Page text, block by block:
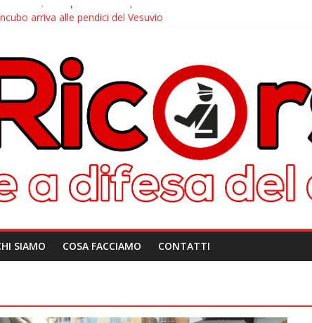
a sorpresa arriva quello di Caivano
Nord, dalla disattivazione all’amarezza di chi ha pagato i verbali
arriva il tutor
SIAMO COSA FACCIAMO CONTATTI